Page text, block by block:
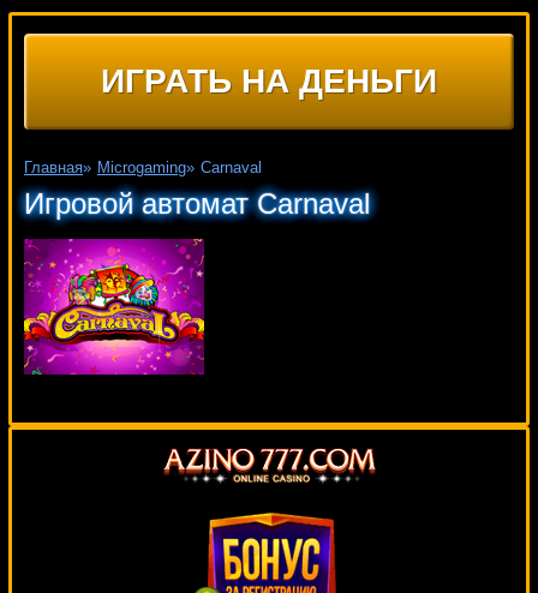
ИГРАТЬ НА ДЕНЬГИ
Главная» Microgaming» Carnaval
Игровой автомат Carnaval